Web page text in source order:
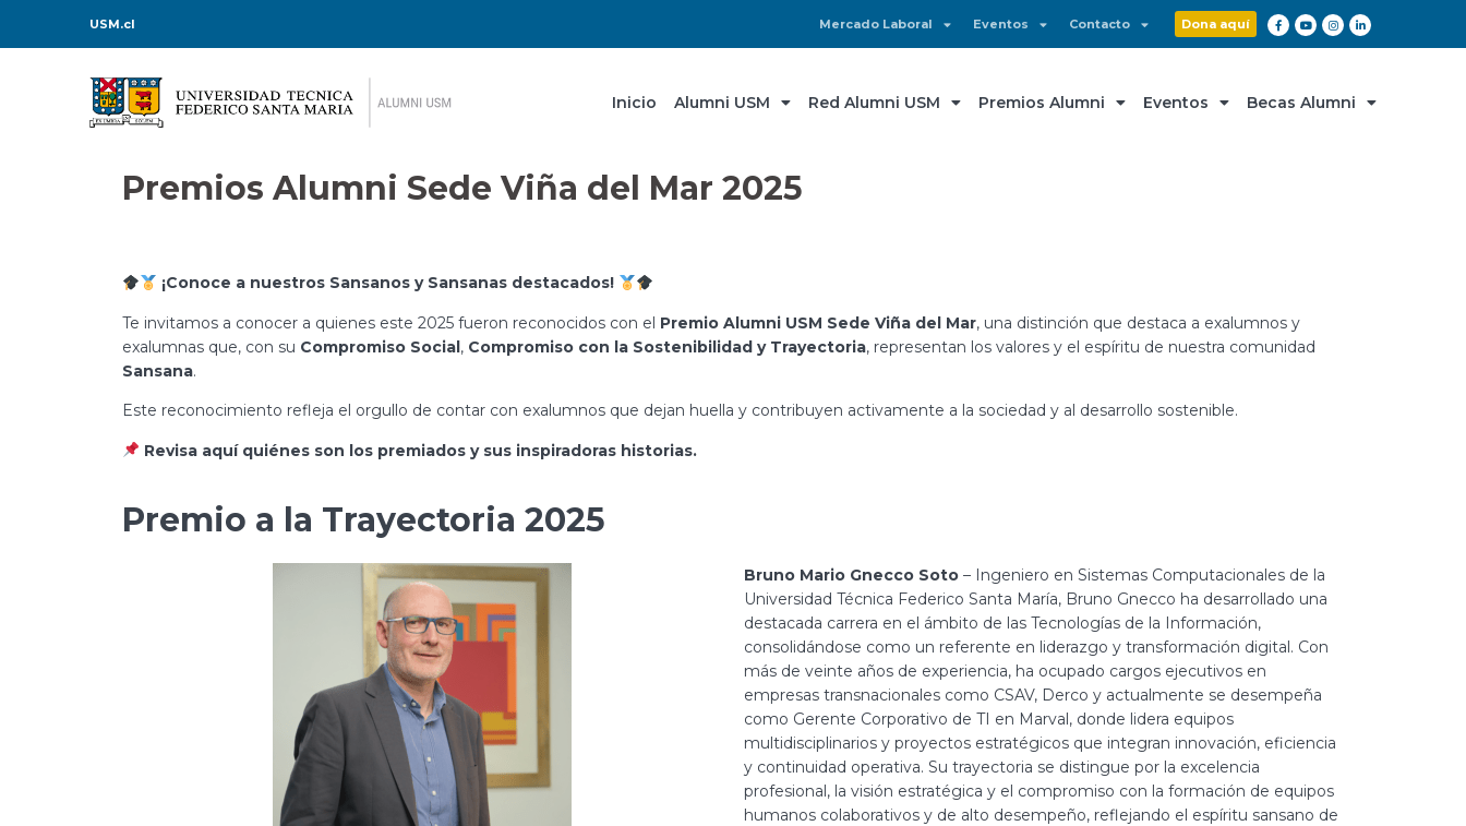
USM.cl Mercado Laboral Eventos Contacto Dona aquí
Inicio Alumni USM Red Alumni USM Premios Alumni Eventos Becas Alumni
Premios Alumni Sede Viña del Mar 2025
¡Conoce a nuestros Sansanos y Sansanas destacados!
Te invitamos a conocer a quienes este 2025 fueron reconocidos con el Premio Alumni USM Sede Viña del Mar, una distinción que destaca a exalumnos y
exalumnas que, con su Compromiso Social, Compromiso con la Sostenibilidad y Trayectoria, representan los valores y el espíritu de nuestra comunidad
Sansana.
Este reconocimiento refleja el orgullo de contar con exalumnos que dejan huella y contribuyen activamente a la sociedad y al desarrollo sostenible.
Revisa aquí quiénes son los premiados y sus inspiradoras historias.
Premio a la Trayectoria 2025
Bruno Mario Gnecco Soto – Ingeniero en Sistemas Computacionales de la
Universidad Técnica Federico Santa María, Bruno Gnecco ha desarrollado una
destacada carrera en el ámbito de las Tecnologías de la Información,
consolidándose como un referente en liderazgo y transformación digital. Con
más de veinte años de experiencia, ha ocupado cargos ejecutivos en
empresas transnacionales como CSAV, Derco y actualmente se desempeña
como Gerente Corporativo de TI en Marval, donde lidera equipos
multidisciplinarios y proyectos estratégicos que integran innovación, eficiencia
y continuidad operativa. Su trayectoria se distingue por la excelencia
profesional, la visión estratégica y el compromiso con la formación de equipos
humanos colaborativos y de alto desempeño, reflejando el espíritu sansano de